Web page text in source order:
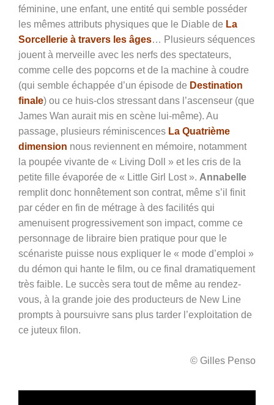
féminine, une enfant, une entité qui semble posséder
les mêmes attributs physiques que le Diable de La
Sorcellerie à travers les âges… Plusieurs séquences
jouent à merveille avec les nerfs des spectateurs,
comme celle des popcorns et de la machine à coudre
(qui semble échappée d’un épisode de Destination
finale) ou ce huis-clos stressant dans l’ascenseur (que
James Wan aurait mis en scène lui-même). Au
passage, plusieurs réminiscences La Quatrième
dimension nous reviennent en mémoire, notamment
la poupée vivante de « Living Doll » et les cris de la
petite fille évaporée de « Little Girl Lost ». Annabelle
remplit donc honnêtement son contrat, même s’il finit
par céder en fin de métrage à des facilités qui
amenuisent progressivement son impact, comme ce
personnage de libraire bien pratique pour que le
scénariste puisse nous expliquer le « mode d’emploi »
du démon qui hante le film, ou ce final dramatiquement
très faible. Le succès sera tout de même au rendez-
vous, à la grande joie des producteurs de New Line
prompts à poursuivre sans plus tarder l’exploitation de
ce juteux filon.
© Gilles Penso